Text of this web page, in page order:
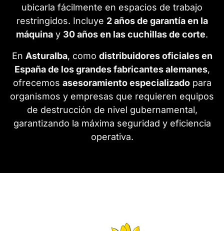
ubicarla fácilmente en espacios de trabajo
restringidos. Incluye 2 años de garantía en la
máquina y 30 años en las cuchillas de corte.
En Asturalba, como distribuidores oficiales en
España de los grandes fabricantes alemanes,
ofrecemos asesoramiento especializadopara
organismos y empresas que requieren equipos
de destrucción de nivel gubernamental,
garantizando la máxima seguridad y eficiencia
operativa.